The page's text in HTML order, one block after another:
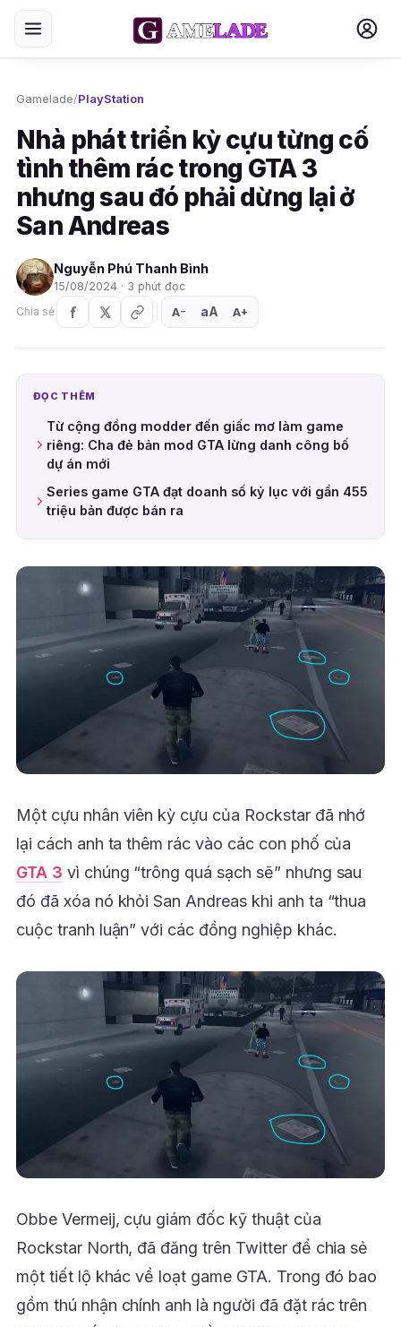
Gamelade/PlayStation
Nhà phát triển kỳ cựu từng cố
tình thêm rác trong GTA 3
nhưng sau đó phải dừng lại ở
San Andreas
Nguyễn Phú Thanh Bình
15/08/2024 · 3 phút đọc
Chia sẻ
A− aA A+
ĐỌC THÊM
Từ cộng đồng modder đến giấc mơ làm game
riêng: Cha đẻ bản mod GTA lừng danh công bố
dự án mới
Series game GTA đạt doanh số kỷ lục với gần 455
triệu bản được bán ra
Một cựu nhân viên kỳ cựu của Rockstar đã nhớ
lại cách anh ta thêm rác vào các con phố của
GTA 3 vì chúng “trông quá sạch sẽ” nhưng sau
đó đã xóa nó khỏi San Andreas khi anh ta “thua
cuộc tranh luận” với các đồng nghiệp khác.
Obbe Vermeij, cựu giám đốc kỹ thuật của
Rockstar North, đã đăng trên Twitter để chia sẻ
một tiết lộ khác về loạt game GTA. Trong đó bao
gồm thú nhận chính anh là người đã đặt rác trên